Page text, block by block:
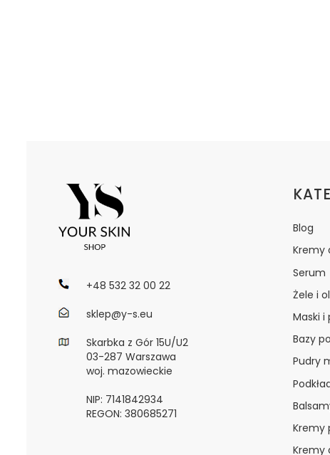
+48 532 32 00 22
sklep@y-s.eu
Skarbka z Gór 15U/U2
03-287 Warszawa
woj. mazowieckie
NIP: 7141842934
REGON: 380685271
Blog
Kremy
Serum
Żele i
Maski i
Bazy
Pudry
Kremy
Kremy